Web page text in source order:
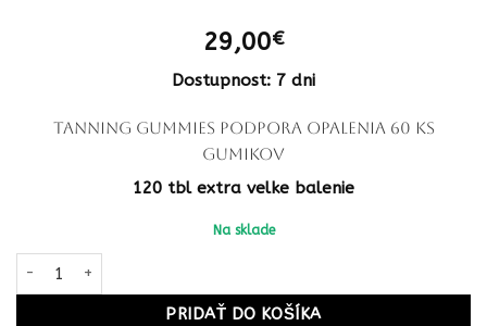
29,00€
Dostupnost: 7 dni
Tanning Gummies podpora opalenia 60 ks
gumikov
120 tbl extra velke balenie
Na sklade
množstvo Tanning Gummies podpora opalenia 60 ks gumikov
PRIDAŤ DO KOŠÍKA